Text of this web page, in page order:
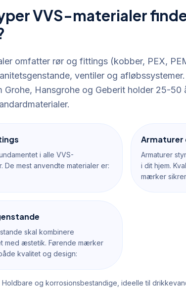
VVS-materialer
omfatter rør og fittings (kobber, PEX,
ventiler og
Grohe, Hansgrohe og Geberit holder 25-
i alle VVS-
De mest anvendte materialer er:
Armaturer
Armaturer
i dit hjem.
mærker
skal kombinere
med æstetik. Førende mærker
kvalitet og design:
Holdbare og korrosionsbestandige, ideelle til